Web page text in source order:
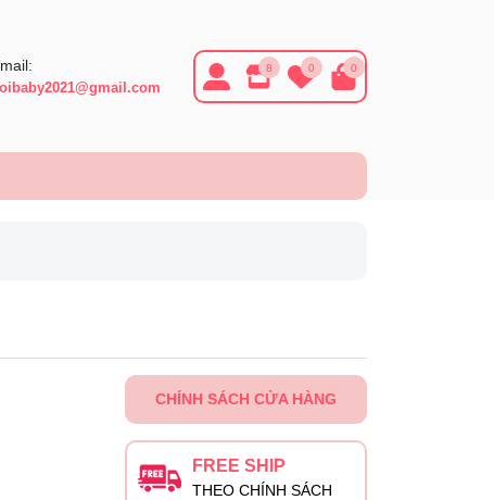
8 0 0
CHÍNH SÁCH CỬA HÀNG
FREE SHIP
THEO CHÍNH SÁCH